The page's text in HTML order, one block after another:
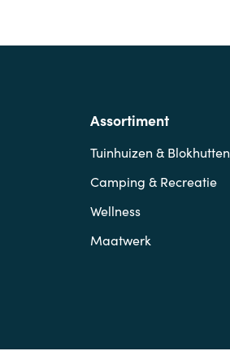
Assortiment
Tuinhuizen & Blokhutten
Camping & Recreatie
Wellness
Maatwerk